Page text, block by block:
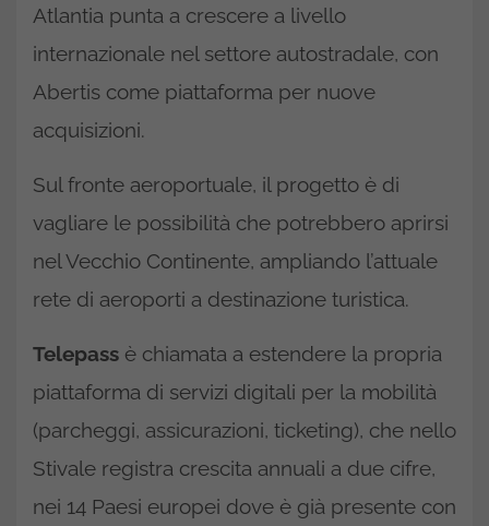
Atlantia punta a crescere a livello
internazionale nel settore autostradale, con
Abertis come piattaforma per nuove
acquisizioni.
Sul fronte aeroportuale, il progetto è di
vagliare le possibilità che potrebbero aprirsi
nel Vecchio Continente, ampliando l’attuale
rete di aeroporti a destinazione turistica.
Telepass è chiamata a estendere la propria
piattaforma di servizi digitali per la mobilità
(parcheggi, assicurazioni, ticketing), che nello
Stivale registra crescita annuali a due cifre,
nei 14 Paesi europei dove è già presente con